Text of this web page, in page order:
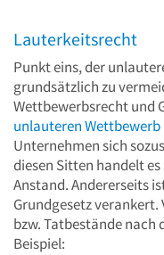
Lauterkeitsrecht
Punkt eins, der
grundsätzlich zu
Wettbewerbsrecht und
unlauteren Wettbewerb
Unternehmen sich
diesen Sitten handelt
Anstand. Andererseits
Grundgesetz
bzw. Tatbestände nach
Beispiel: